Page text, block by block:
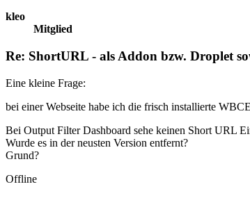
kleo
Mitglied
Re: ShortURL - als Addon bzw. Droplet
Eine kleine Frage:
bei einer Webseite habe ich die frisch installierte
Bei Output Filter Dashboard sehe keinen Short URL
Wurde es in der neusten Version entfernt?
Grund?
Offline